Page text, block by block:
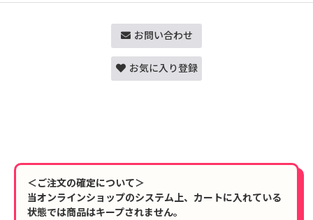
お問い合わせ
お気に入り登録
＜ご注文の確定について＞
当オンラインショップのシステム上、カートに入れている
状態では商品はキープされません。